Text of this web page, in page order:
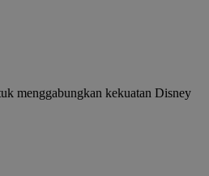
menggabungkan kekuatan Disney